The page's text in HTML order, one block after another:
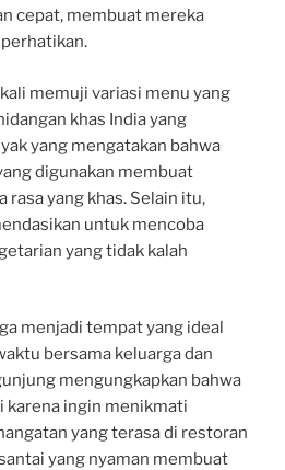
cepat, membuat mereka
memuji variasi menu yang
khas India yang
yang mengatakan bahwa
digunakan membuat
rasa yang khas. Selain itu,
untuk mencoba
yang tidak kalah
menjadi tempat yang ideal
bersama keluarga dan
mengungkapkan bahwa
karena ingin menikmati
yang terasa di restoran
yang nyaman membuat